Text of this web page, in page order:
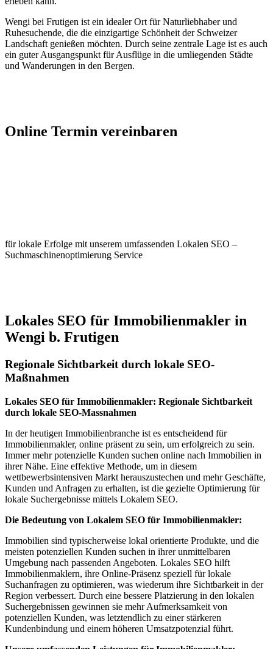
Wengi bei Frutigen ist ein idealer Ort für Naturliebhaber und
Ruhesuchende, die die einzigartige Schönheit der Schweizer
Landschaft genießen möchten. Durch seine zentrale Lage ist es auch
ein guter Ausgangspunkt für Ausflüge in die umliegenden Städte
und Wanderungen in den Bergen.
Online Termin vereinbaren
für lokale Erfolge mit unserem umfassenden Lokalen SEO –
Suchmaschinenoptimierung Service
Lokales SEO für Immobilienmakler in
Wengi b. Frutigen
Regionale Sichtbarkeit durch lokale SEO-
Maßnahmen
Lokales SEO für Immobilienmakler: Regionale Sichtbarkeit
durch lokale SEO-Massnahmen
In der heutigen Immobilienbranche ist es entscheidend für
Immobilienmakler, online präsent zu sein, um erfolgreich zu sein.
Immer mehr potenzielle Kunden suchen online nach Immobilien in
ihrer Nähe. Eine effektive Methode, um in diesem
wettbewerbsintensiven Markt herauszustechen und mehr Geschäfte,
Kunden und Anfragen zu erhalten, ist die gezielte Optimierung für
lokale Suchergebnisse mittels Lokalem SEO.
Die Bedeutung von Lokalem SEO für Immobilienmakler:
Immobilien sind typischerweise lokal orientierte Produkte, und die
meisten potenziellen Kunden suchen in ihrer unmittelbaren
Umgebung nach passenden Angeboten. Lokales SEO hilft
Immobilienmaklern, ihre Online-Präsenz speziell für lokale
Suchanfragen zu optimieren, was wiederum ihre Sichtbarkeit in der
Region verbessert. Durch eine bessere Platzierung in den lokalen
Suchergebnissen gewinnen sie mehr Aufmerksamkeit von
potenziellen Kunden, was letztendlich zu einer stärkeren
Kundenbindung und einem höheren Umsatzpotenzial führt.